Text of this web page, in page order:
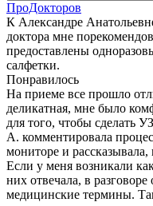
ПроДокторов
К Александре
доктора мне
предоставлены
салфетки.
Понравилось
На приеме все прошло
деликатная, мне было
для того, чтобы сделать
А. комментировала
мониторе и
Если у меня возникали
них отвечала, в
медицинские термины.